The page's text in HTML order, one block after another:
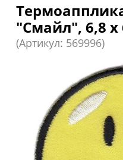
"Смайл", 6,8 х
(Артикул: 569996)